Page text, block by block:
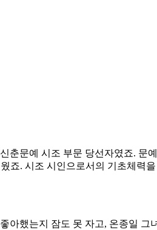
춘문예 시조 부문 당선자였죠. 문
죠. 시조 시인으로서의 기초체력
아했는지 잠도 못 자고, 온종일 그